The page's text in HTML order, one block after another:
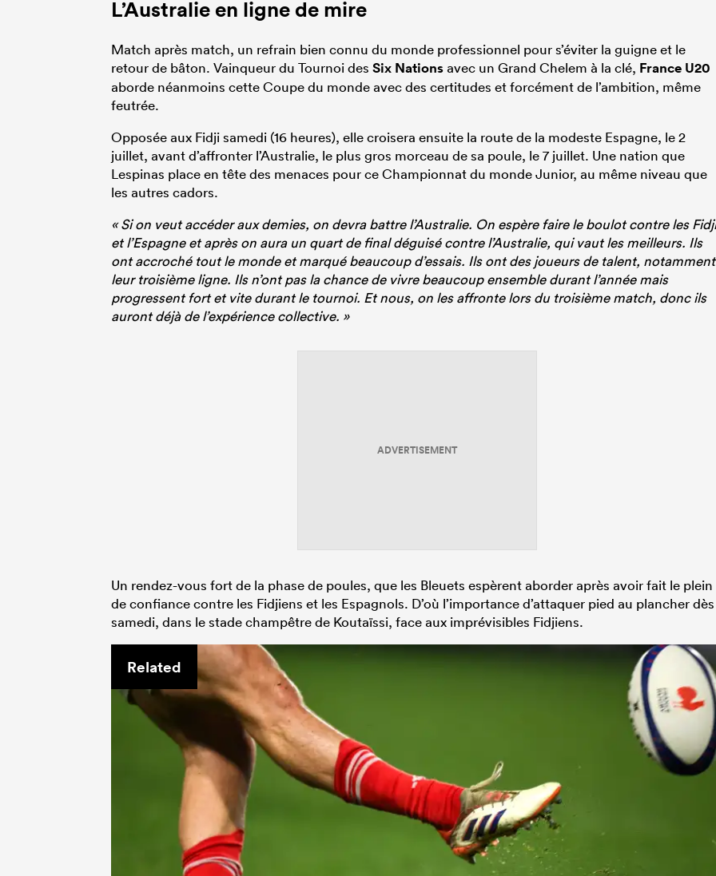
L’Australie en ligne de mire
Match après match, un refrain bien connu du monde professionnel pour s’éviter la guigne et le
retour de bâton. Vainqueur du Tournoi des Six Nationsavec un Grand Chelem à la clé, France U20
aborde néanmoins cette Coupe du monde avec des certitudes et forcément de l’ambition, même
feutrée.
Opposée aux Fidji samedi (16 heures), elle croisera ensuite la route de la modeste Espagne, le 2
juillet, avant d’affronter l’Australie, le plus gros morceau de sa poule, le 7 juillet. Une nation que
Lespinas place en tête des menaces pour ce Championnat du monde Junior, au même niveau que
les autres cadors.
« Si on veut accéder aux demies, on devra battre l’Australie. On espère faire le boulot contre les Fidji
et l’Espagne et après on aura un quart de final déguisé contre l’Australie, qui vaut les meilleurs. Ils
ont accroché tout le monde et marqué beaucoup d’essais. Ils ont des joueurs de talent, notamment
leur troisième ligne. Ils n’ont pas la chance de vivre beaucoup ensemble durant l’année mais
progressent fort et vite durant le tournoi. Et nous, on les affronte lors du troisième match, donc ils
auront déjà de l’expérience collective. »
ADVERTISEMENT
Un rendez-vous fort de la phase de poules, que les Bleuets espèrent aborder après avoir fait le plein
de confiance contre les Fidjiens et les Espagnols. D’où l’importance d’attaquer pied au plancher dès
samedi, dans le stade champêtre de Koutaïssi, face aux imprévisibles Fidjiens.
Related